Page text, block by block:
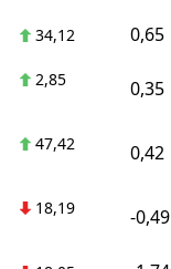
34,12 0,65
2,85 0,35
47,42 0,42
18,19 -0,49